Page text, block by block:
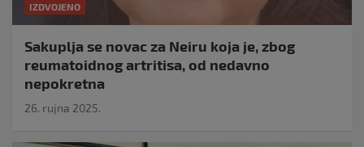
IZDVOJENO
Sakuplja se novac za Neiru koja je, zbog
reumatoidnog artritisa, od nedavno
nepokretna
26. rujna 2025.